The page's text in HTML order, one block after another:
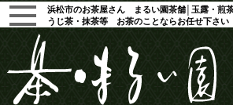
浜松市のお茶屋さん まるい園茶舗│玉露・煎
うじ茶・抹茶等 お茶のことならお任せ下さい